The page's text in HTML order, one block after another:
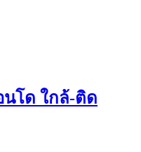
นโด ใกล้-ติด